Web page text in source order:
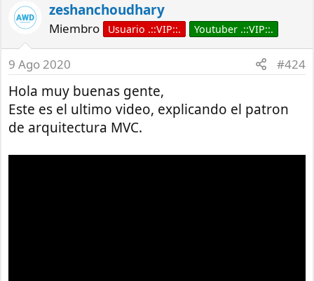
zeshanchoudhary
Miembro Usuario .::VIP::. Youtuber .::VIP::.
9 Ago 2020 #424
Hola muy buenas gente,
Este es el ultimo video, explicando el patron
de arquitectura MVC.